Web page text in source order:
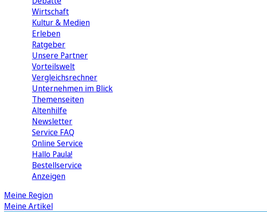
Wirtschaft
Kultur & Medien
Erleben
Ratgeber
Unsere Partner
Vorteilswelt
Vergleichsrechner
Unternehmen im Blick
Themenseiten
Altenhilfe
Newsletter
Service FAQ
Online Service
Hallo Paula!
Bestellservice
Anzeigen
Meine Region
Meine Artikel